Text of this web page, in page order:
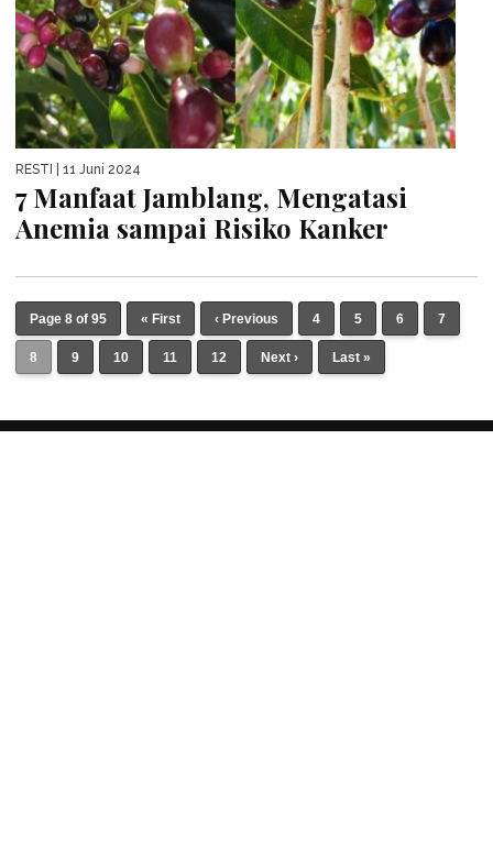
RESTI | 11 Juni 2024
7 Manfaat Jamblang, Mengatasi
Anemia sampai Risiko Kanker
Page 8 of 95 « First ‹ Previous 4 5 6 7
8 9 10 11 12 Next › Last »